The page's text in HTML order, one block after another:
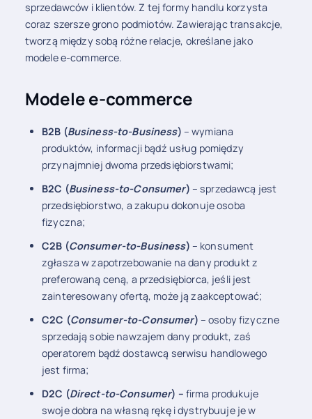
sprzedawców i klientów. Z tej formy handlu korzysta
coraz szersze grono podmiotów. Zawierając transakcje,
tworzą między sobą różne relacje, określane jako
modele e-commerce.
Modele e-commerce
B2B (Business-to-Business) – wymiana
produktów, informacji bądź usług pomiędzy
przynajmniej dwoma przedsiębiorstwami;
B2C (Business-to-Consumer) – sprzedawcą jest
przedsiębiorstwo, a zakupu dokonuje osoba
fizyczna;
C2B (Consumer-to-Business) – konsument
zgłasza w zapotrzebowanie na dany produkt z
preferowaną ceną, a przedsiębiorca, jeśli jest
zainteresowany ofertą, może ją zaakceptować;
C2C (Consumer-to-Consumer) – osoby fizyczne
sprzedają sobie nawzajem dany produkt, zaś
operatorem bądź dostawcą serwisu handlowego
jest firma;
D2C (Direct-to-Consumer) – firma produkuje
swoje dobra na własną rękę i dystrybuuje je w